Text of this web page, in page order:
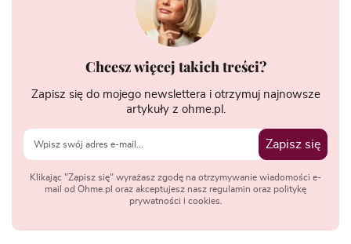
Chcesz więcej takich treści?
Zapisz się do mojego newslettera i otrzymuj najnowsze
artykuły z ohme.pl.
Zapisz się
Klikając "Zapisz się" wyrażasz zgodę na otrzymywanie wiadomości e-
mail od Ohme.pl oraz akceptujesz nasz regulamin oraz politykę
prywatności i cookies.